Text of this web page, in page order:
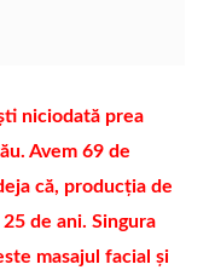
niciodată prea
Avem 69 de
că, producția de
de ani. Singura
masajul facial și